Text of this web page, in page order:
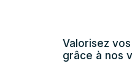
Valorisez
grâce à nos